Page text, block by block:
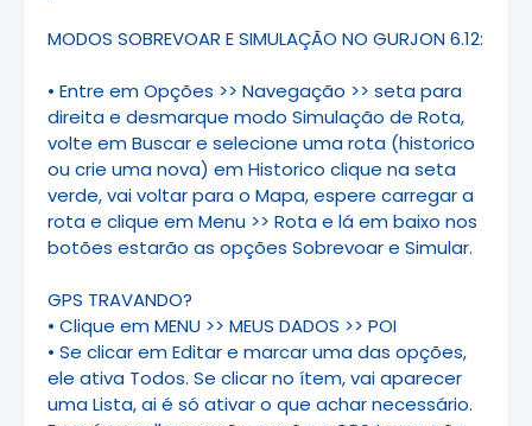
MODOS SOBREVOAR E SIMULAÇÃO NO GURJON 6.12:
• Entre em Opções >> Navegação >> seta para
direita e desmarque modo Simulação de Rota,
volte em Buscar e selecione uma rota (historico
ou crie uma nova) em Historico clique na seta
verde, vai voltar para o Mapa, espere carregar a
rota e clique em Menu >> Rota e lá em baixo nos
botões estarão as opções Sobrevoar e Simular.
GPS TRAVANDO?
• Clique em MENU >> MEUS DADOS >> POI
• Se clicar em Editar e marcar uma das opções,
ele ativa Todos. Se clicar no ítem, vai aparecer
uma Lista, ai é só ativar o que achar necessário.